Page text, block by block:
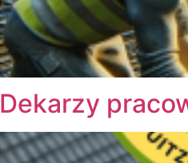
Dekarzy